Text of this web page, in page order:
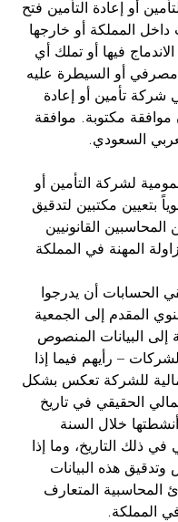
أو إعادة التأمين فتح
المملكة أو خارجها
فيها أو تملك أي
أو السيطرة عليه
شركة تأمين أو إعادة
مكتوبة. موافقة
السعودي.
لشركة التأمين أو
بتعيين مكتبين لتدقيق
القانونيين
المهنة في المملكة
الحسابات أن يدرجوا
المقدم إلى الجمعية
إلى البيانات المنصوص
– رأيهم فيما إذا
للشركة تعكس بشكل
الحقيقي في تاريخ
أنشطتها خلال السنة
في ذلك التاريخ، وما إذا
هذه البيانات
المحاسبية المتعارف
المملكة.